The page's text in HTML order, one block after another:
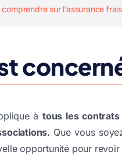
comprendre sur l’assurance
àtous les
Que vous
opportunité pour revoir